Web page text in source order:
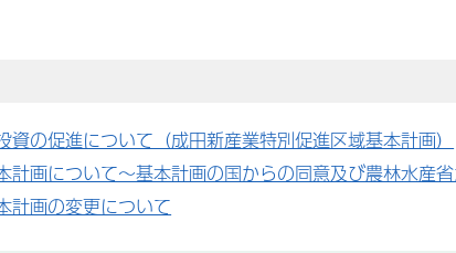
の促進について（成田新産業特別促進区域基本計画）
計画について～基本計画の国からの同意及び農林水産
計画の変更について